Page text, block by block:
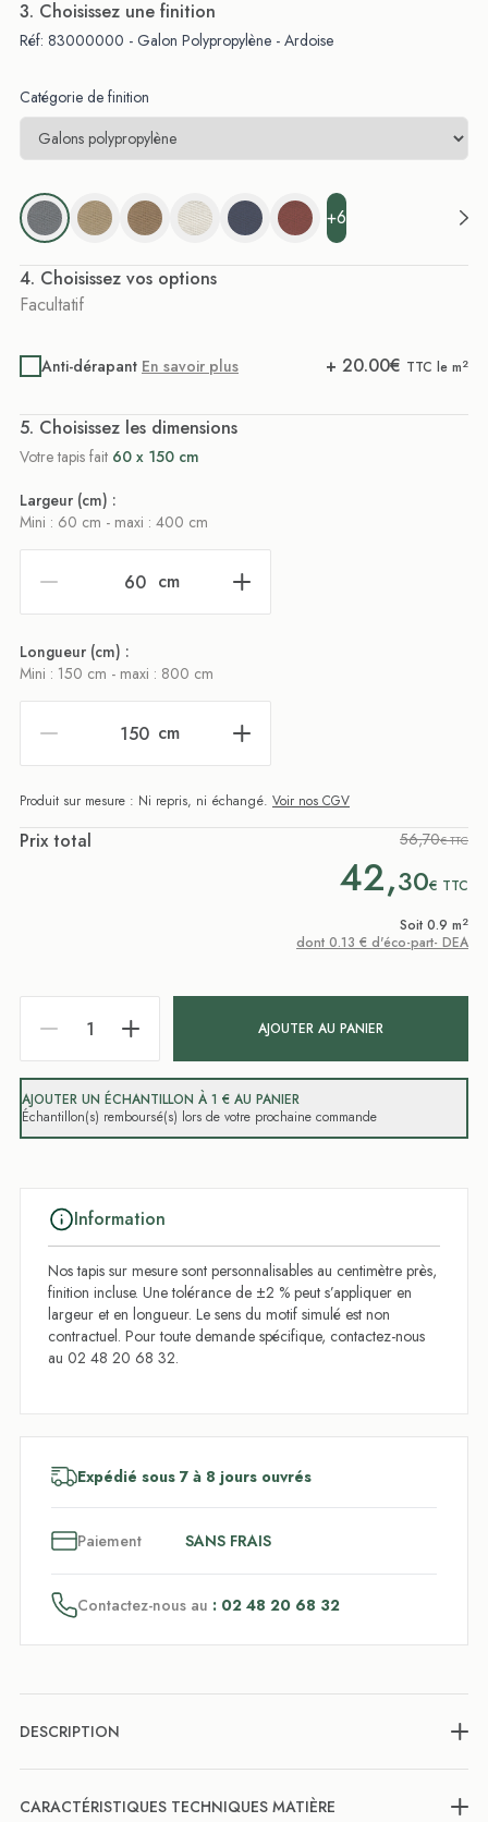
. Choisissez une finition
Réf: 83000000 - Galon Polypropylène - Ardoise
Catégorie de finition
+6
. Choisissez vos options
Facultatif
Anti-dérapant En savoir plus + 20.00€ TTC le m2
. Choisissez les dimensions
Votre tapis fait 60 x 150 cm
Largeur (cm) :
Mini : 60 cm - maxi : 400 cm
cm
Longueur (cm) :
Mini : 150 cm - maxi : 800 cm
cm
Produit sur mesure : Ni repris, ni échangé. Voir nos CGV
Prix total 56,70€ TTC
42,30€ TTC
Soit 0.9 m2
dont 0.13 € d'éco-part- DEA
AJOUTER AU PANIER
AJOUTER UN ÉCHANTILLON À 1 € AU PANIER
Échantillon(s) remboursé(s) lors de votre prochaine commande
Information
Nos tapis sur mesure sont personnalisables au centimètre près,
finition incluse. Une tolérance de ±2 % peut s’appliquer en
largeur et en longueur. Le sens du motif simulé est non
contractuel. Pour toute demande spécifique, contactez-nous
au 02 48 20 68 32.
Expédié sous 7 à 8 jours ouvrés
Paiement SANS FRAIS
Contactez-nous au : 02 48 20 68 32
DESCRIPTION
CARACTÉRISTIQUES TECHNIQUES MATIÈRE